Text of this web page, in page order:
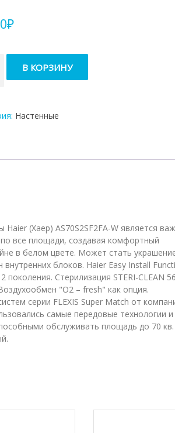
₽
В КОРЗИНУ
Настенные
Haier (Хаер) AS70S2SF2FA-W является
все площади, создавая комфортный
в белом цвете. Может стать
блоков. Haier Easy Install
Стерилизация STERI-CLEAN
"О2 – fresh" как опция.
серии FLEXIS Super Match от
самые передовые технологии и
обслуживать площадь до 70